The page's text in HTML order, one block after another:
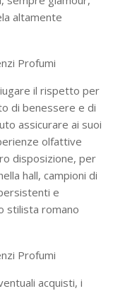
altamente
il rispetto per
di benessere e di
assicurare ai suoi
olfattive
disposizione, per
hall, campioni di
e
stilista romano
acquisti, i